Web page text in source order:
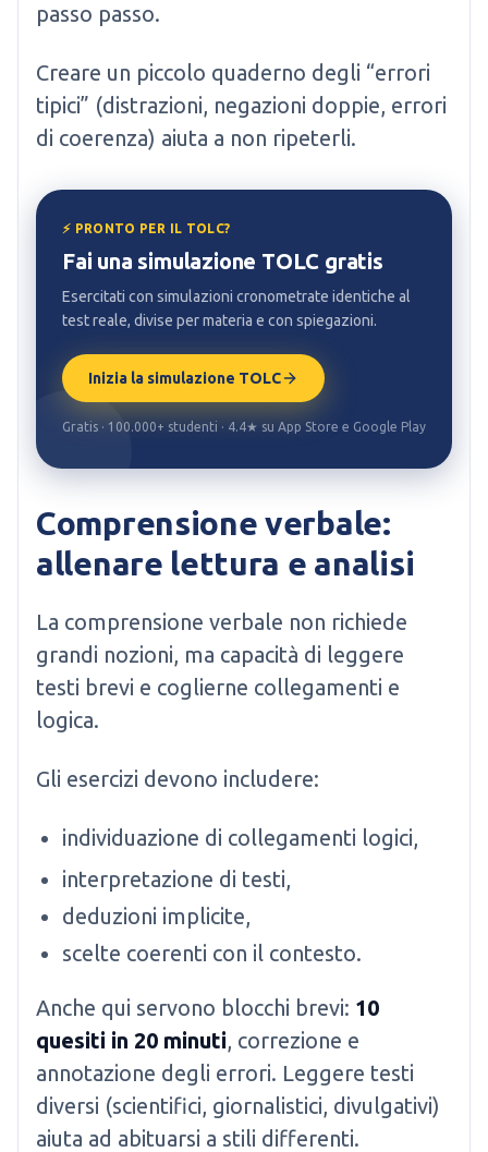
passo passo.
Creare un piccolo quaderno degli “errori
tipici” (distrazioni, negazioni doppie, errori
di coerenza) aiuta a non ripeterli.
⚡ PRONTO PER IL TOLC?
Fai una simulazione TOLC gratis
Esercitati con simulazioni cronometrate identiche al
test reale, divise per materia e con spiegazioni.
Inizia la simulazione TOLC
Gratis · 100.000+ studenti · 4.4★ su App Store e Google Play
Comprensione verbale:
allenare lettura e analisi
La comprensione verbale non richiede
grandi nozioni, ma capacità di leggere
testi brevi e coglierne collegamenti e
logica.
Gli esercizi devono includere:
individuazione di collegamenti logici,
interpretazione di testi,
deduzioni implicite,
scelte coerenti con il contesto.
Anche qui servono blocchi brevi: 10
quesiti in 20 minuti, correzione e
annotazione degli errori. Leggere testi
diversi (scientifici, giornalistici, divulgativi)
aiuta ad abituarsi a stili differenti.